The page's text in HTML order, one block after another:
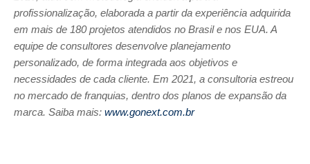
profissionalização, elaborada a partir da experiência adquirida
em mais de 180 projetos atendidos no Brasil e nos EUA. A
equipe de consultores desenvolve planejamento
personalizado, de forma integrada aos objetivos e
necessidades de cada cliente. Em 2021, a consultoria estreou
no mercado de franquias, dentro dos planos de expansão da
marca. Saiba mais: www.gonext.com.br